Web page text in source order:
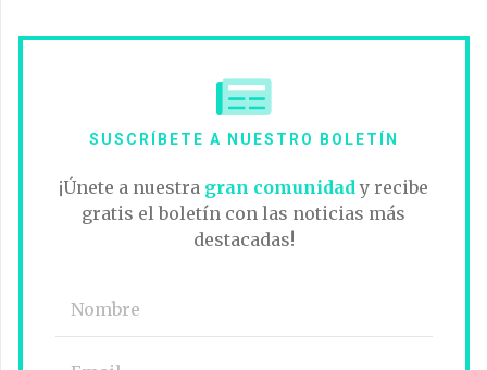
SUSCRÍBETE A NUESTRO BOLETÍN
¡Únete a nuestra gran comunidady recibe
gratis el boletín con las noticias más
destacadas!